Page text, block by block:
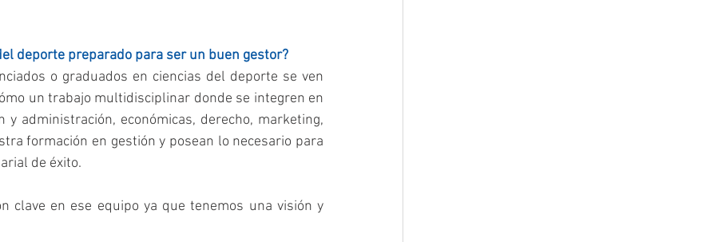
deporte preparado para ser un buen gestor?
o graduados en ciencias del deporte se ven
un trabajo multidisciplinar donde se integren en
administración, económicas, derecho, marketing,
formación en gestión y posean lo necesario para
de éxito.
clave en ese equipo ya que tenemos una visión y